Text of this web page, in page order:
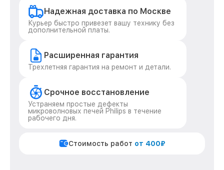
Надежная доставка по Москве
Курьер быстро привезет вашу технику без
дополнительной платы.
Расширенная гарантия
Трехлетняя гарантия на ремонт и детали.
Срочное восстановление
Устраняем простые дефекты
микроволновых печей Philips в течение
рабочего дня.
Стоимость работ от 400₽